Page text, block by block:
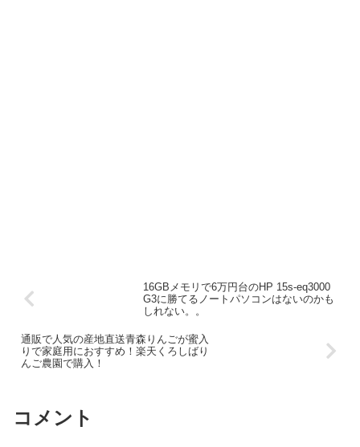
16GBメモリで6万円台のHP 15s-eq3000
G3に勝てるノートパソコンはないのかも
しれない。。
通販で人気の産地直送青森りんごが蜜入
りで家庭用におすすめ！楽天くろしばり
んご農園で購入！
コメント